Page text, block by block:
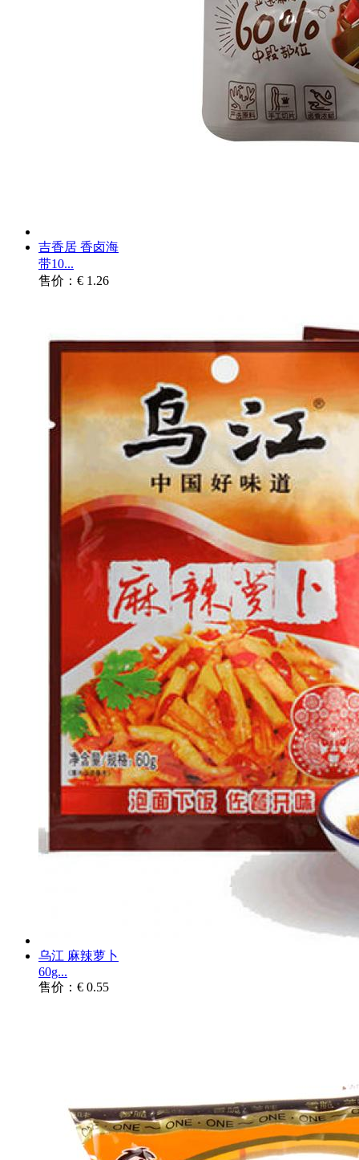
吉香居 香卤海
带10...
售价：€ 1.26
乌江 麻辣萝卜
60g...
售价：€ 0.55